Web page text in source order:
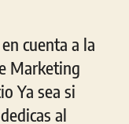
cuenta a la
Marketing
Ya sea si
al